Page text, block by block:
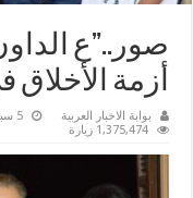
صور..”ع
أزمة الأخلاق
بوابة الاخبار العربية 5 سبتمبر، 2019
1,375,474 زيارة